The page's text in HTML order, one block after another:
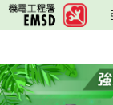
跳
至
要
內